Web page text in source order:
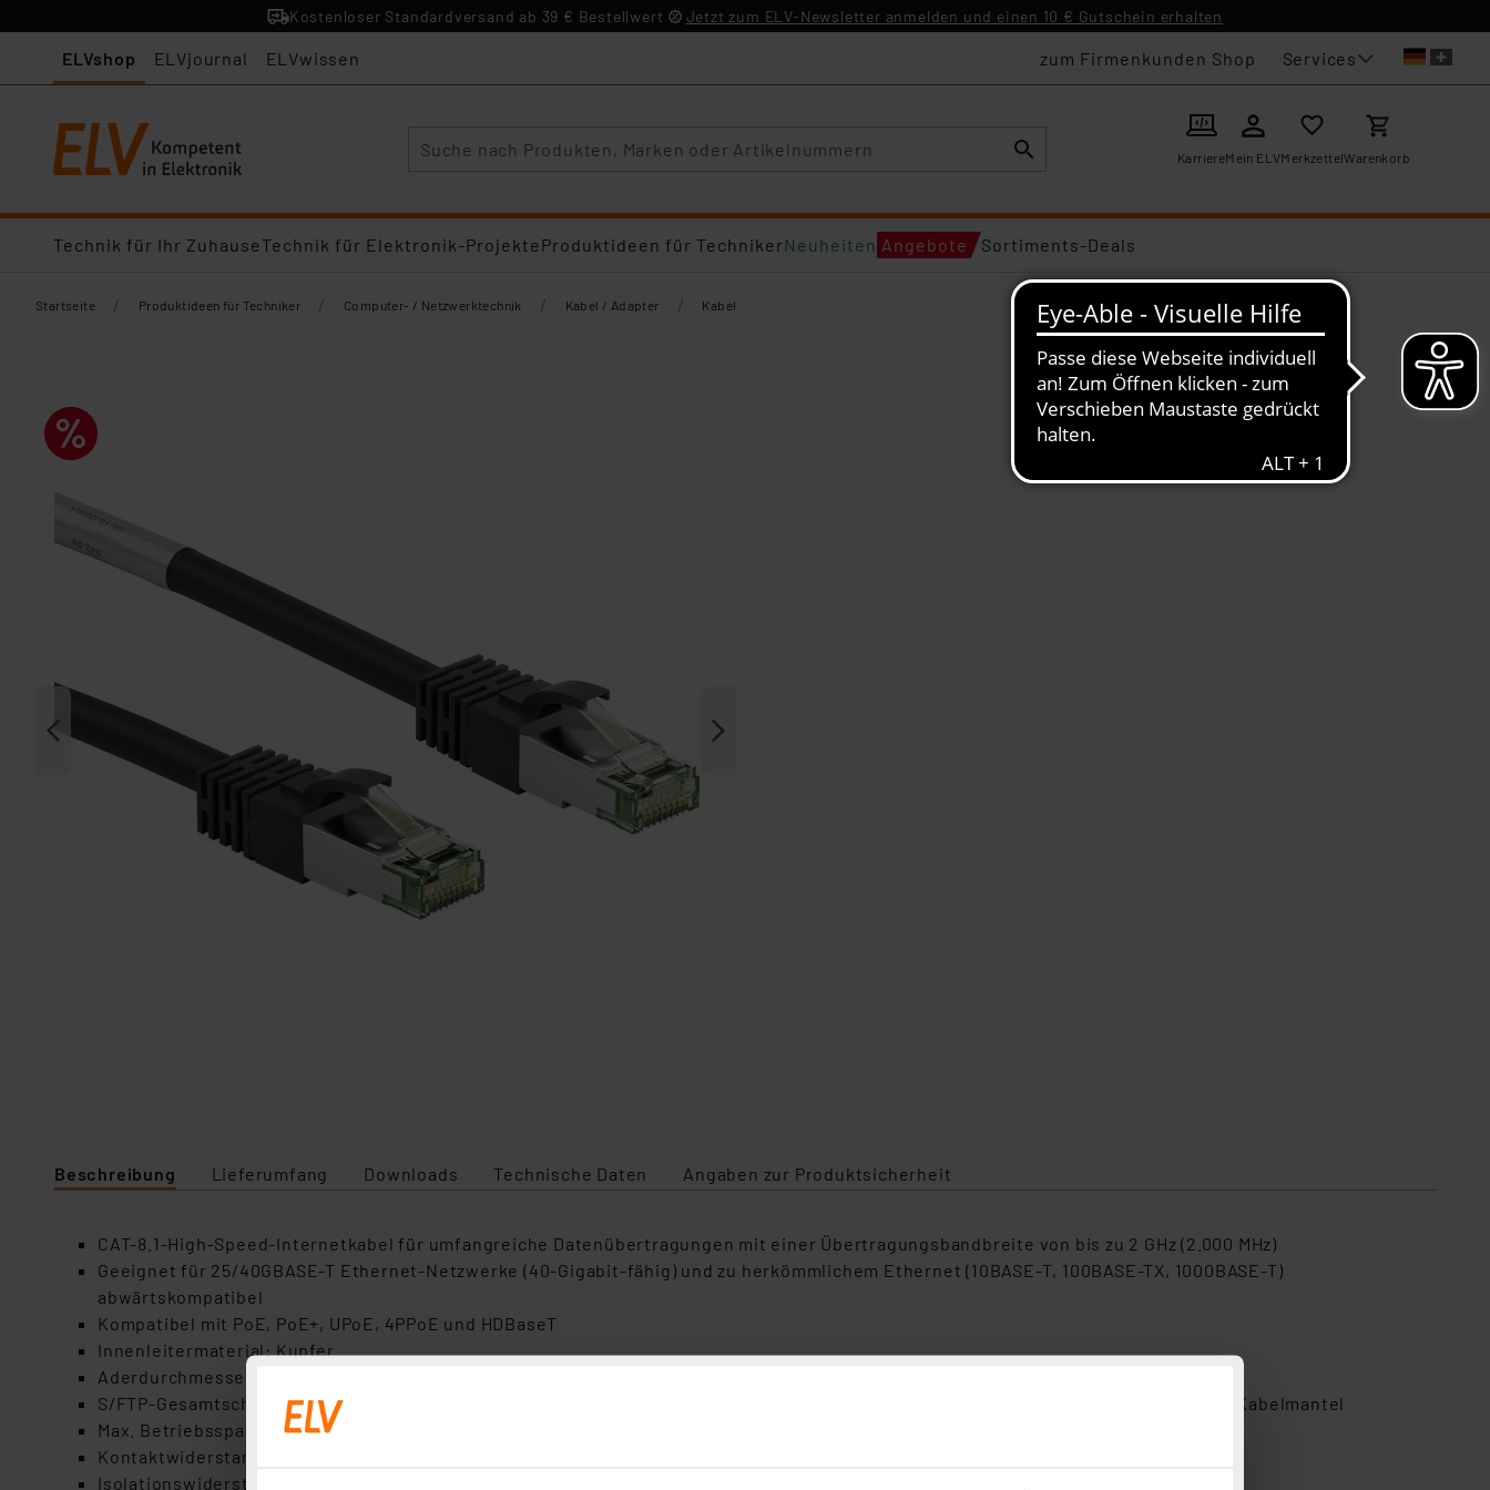
Kostenloser Standardversand ab 39 € Bestellwert Jetzt zum ELV-Newsletter anmelden und einen 10 € Gutschein erhalten
ELVshop ELVjournal ELVwissen zum Firmenkunden Shop Services
KarriereMein ELVMerkzettelWarenkorb
Technik für Ihr ZuhauseTechnik für Elektronik-ProjekteProduktideen für TechnikerNeuheiten Angebote Sortiments-Deals
Startseite / Produktideen für Techniker / Computer- / Netzwerktechnik / Kabel / Adapter / Kabel
Beschreibung Lieferumfang Downloads Technische Daten Angaben zur Produktsicherheit
CAT-8.1-High-Speed-Internetkabel für umfangreiche Datenübertragungen mit einer Übertragungsbandbreite von bis zu 2 GHz (2.000 MHz)
Geeignet für 25/40GBASE-T Ethernet-Netzwerke (40-Gigabit-fähig) und zu herkömmlichem Ethernet (10BASE-T, 100BASE-TX, 1000BASE-T)
abwärtskompatibel
Kompatibel mit PoE, PoE+, UPoE, 4PPoE und HDBaseT
Innenleitermaterial: Kupfer
Aderdurchmesser Innenleiter: 0,2 mm
S/FTP-Gesamtschirmung mit Aluminium-Folienschirmung für einzelne Adernpaare (PiMF) und Aluminium-Geflechtschirmung für den Kabelmantel
Max. Betriebsspannung: 30 V
Kontaktwiderstand: max. 7 Ω / 100 m
Isolationswiderstand: 5 GΩ x km